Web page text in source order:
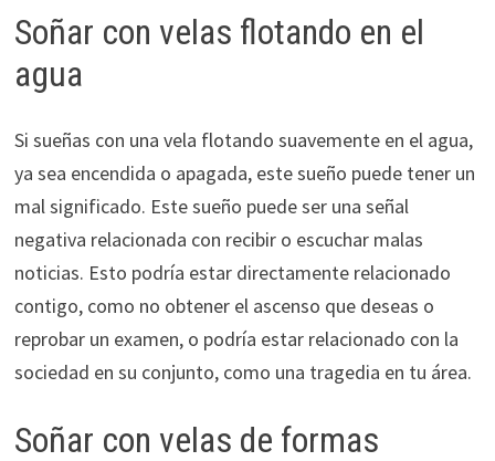
Soñar con velas flotando en el
agua
Si sueñas con una vela flotando suavemente en el agua,
ya sea encendida o apagada, este sueño puede tener un
mal significado. Este sueño puede ser una señal
negativa relacionada con recibir o escuchar malas
noticias. Esto podría estar directamente relacionado
contigo, como no obtener el ascenso que deseas o
reprobar un examen, o podría estar relacionado con la
sociedad en su conjunto, como una tragedia en tu área.
Soñar con velas de formas